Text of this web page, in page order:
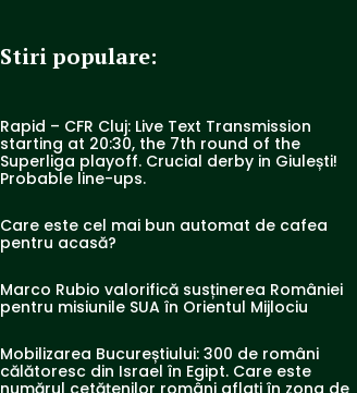
Stiri populare:
Rapid – CFR Cluj: Live Text Transmission
starting at 20:30, the 7th round of the
Superliga playoff. Crucial derby in Giulești!
Probable line-ups.
Care este cel mai bun automat de cafea
pentru acasă?
Marco Rubio valorifică susținerea României
pentru misiunile SUA în Orientul Mijlociu
Mobilizarea Bucureștiului: 300 de români
călătoresc din Israel în Egipt. Care este